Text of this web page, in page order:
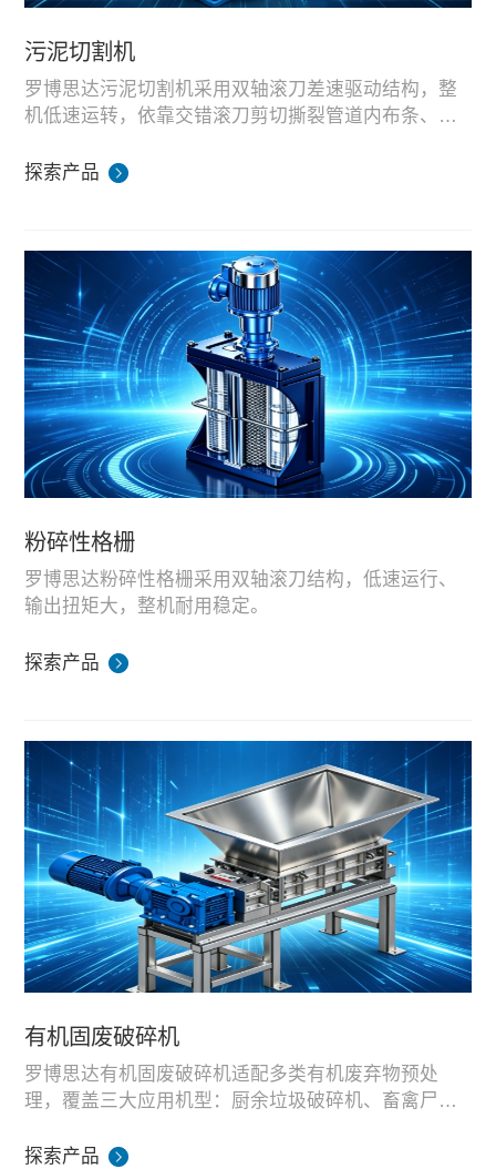
污泥切割机
罗博思达污泥切割机采用双轴滚刀差速驱动结构，整
机低速运转，依靠交错滚刀剪切撕裂管道内布条、树
塞、磨损。
预处理破碎，适配市政污水处理、餐厨预处理泵站配
况，支持标准机型与定制成套供货。
探索产品
粉碎性格栅
罗博思达粉碎性格栅采用双轴滚刀结构，低速运行、
输出扭矩大，整机耐用稳定。
栅三大系列，处理量覆盖 30-3000m³/h；安装于泵站
10mm。
程项目与海外外贸成套供货。
探索产品
有机固废破碎机
罗博思达有机固废破碎机适配多类有机废弃物预处
理，覆盖三大应用机型：厨余垃圾破碎机、畜禽尸体 /
类有机物料做均匀粉碎处理，适配固废处置站、沼气
探索产品